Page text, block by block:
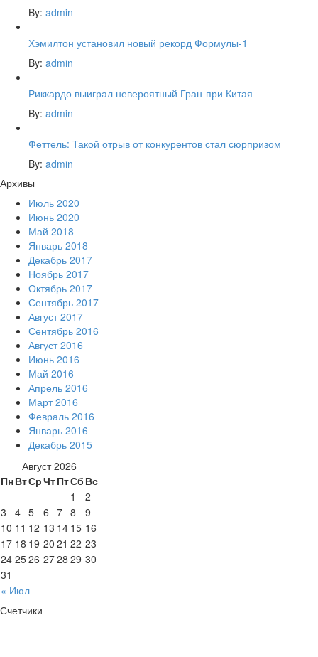
By: admin
Хэмилтон установил новый рекорд Формулы-1
By: admin
Риккардо выиграл невероятный Гран-при Китая
By: admin
Феттель: Такой отрыв от конкурентов стал сюрпризом
By: admin
Архивы
Июль 2020
Июнь 2020
Май 2018
Январь 2018
Декабрь 2017
Ноябрь 2017
Октябрь 2017
Сентябрь 2017
Август 2017
Сентябрь 2016
Август 2016
Июнь 2016
Май 2016
Апрель 2016
Март 2016
Февраль 2016
Январь 2016
Декабрь 2015
Август 2026
ПнВтСрЧтПтСб Вс
« Июл
1
2
3
4 5 6 7 8
9
10 11 12 13 14 15 16
17 18 19 20 21 22 23
24 2526 2728 29 30
31
Счетчики